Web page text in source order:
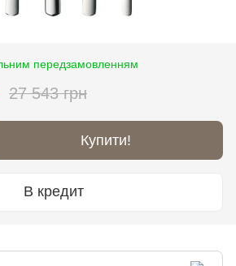
передзамовленням
27 543 грн
Купити!
В кредит